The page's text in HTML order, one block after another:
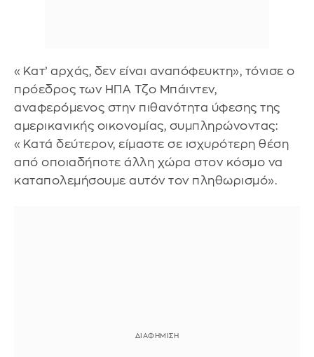
«Κατ’ αρχάς, δεν είναι αναπόφευκτη», τόνισε ο
πρόεδρος των ΗΠΑ Τζο Μπάιντεν,
αναφερόμενος στην πιθανότητα ύφεσης της
αμερικανικής οικονομίας, συμπληρώνοντας:
«Κατά δεύτερον, είμαστε σε ισχυρότερη θέση
από οποιαδήποτε άλλη χώρα στον κόσμο να
καταπολεμήσουμε αυτόν τον πληθωρισμό».